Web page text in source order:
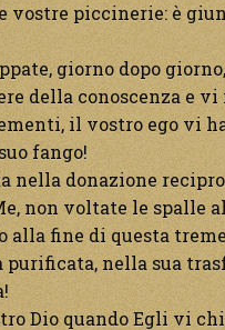
vostre piccinerie: è
giorno dopo
della conoscenza e
il vostro ego vi
fango!
nella donazione
non voltate le spalle
alla fine di questa
purificata, nella sua
Dio quando Egli vi